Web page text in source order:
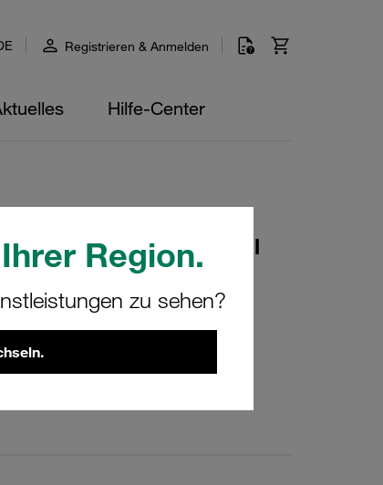
Region.
zu sehen?
Registrieren & Anmelden
Hilfe-Center
Baureihe Edelstahl